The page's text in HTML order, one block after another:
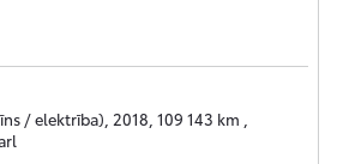
/ elektrība), 2018, 109 143 km ,